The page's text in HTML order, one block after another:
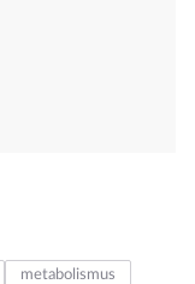
metabolismus